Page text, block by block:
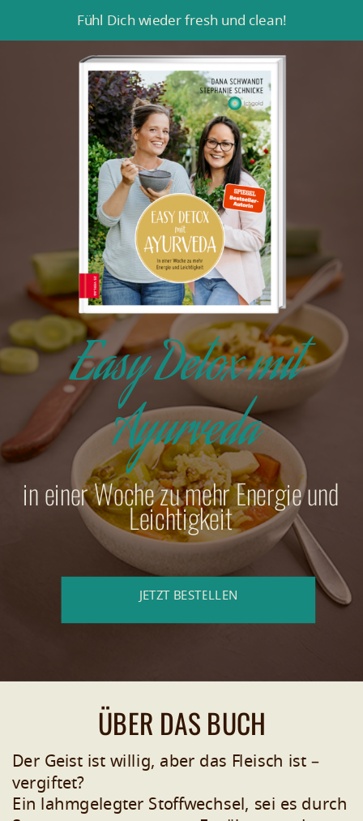
Fühl Dich wieder fresh und clean!
Easy Detox mit
Ayurveda
in einer Woche zu mehr Energie und
Leichtigkeit
JETZT BESTELLEN
ÜBER DAS BUCH
Der Geist ist willig, aber das Fleisch ist –
vergiftet?
Ein lahmgelegter Stoffwechsel, sei es durch